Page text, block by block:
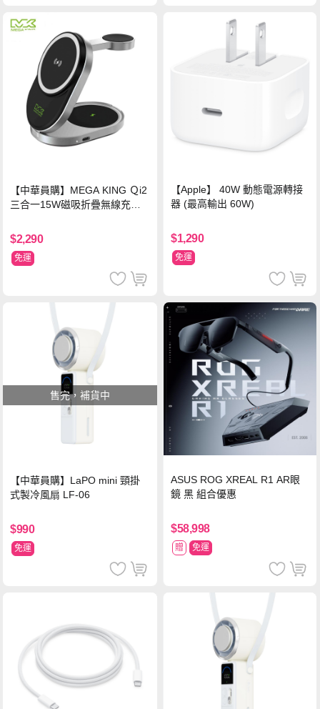
【中華員購】MEGA KING Ｑi2
三合一15W磁吸折疊無線充電
$2,290
免運
【Apple】 40W 動態電源轉接
器 (最高輸出 60W)
$1,290
免運
售完，補貨中
【中華員購】LaPO mini 頸掛
式製冷風扇 LF-06
$990
免運
ASUS ROG XREAL R1 AR眼
鏡 黑 組合優惠
$58,998
贈 免運